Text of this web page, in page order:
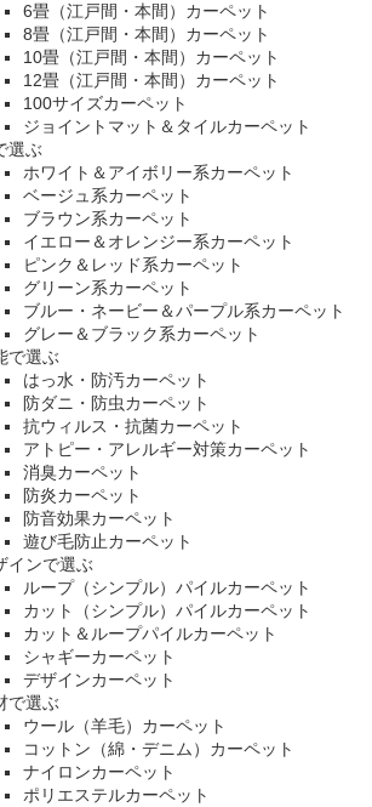
6畳（江戸間・本間）カーペット
8畳（江戸間・本間）カーペット
10畳（江戸間・本間）カーペット
12畳（江戸間・本間）カーペット
100サイズカーペット
ジョイントマット＆タイルカーペット
選ぶ
ホワイト＆アイボリー系カーペット
ベージュ系カーペット
ブラウン系カーペット
イエロー＆オレンジー系カーペット
ピンク＆レッド系カーペット
グリーン系カーペット
ブルー・ネービー＆パープル系カーペット
グレー＆ブラック系カーペット
で選ぶ
はっ水・防汚カーペット
防ダニ・防虫カーペット
抗ウィルス・抗菌カーペット
アトピー・アレルギー対策カーペット
消臭カーペット
防炎カーペット
防音効果カーペット
遊び毛防止カーペット
インで選ぶ
ループ（シンプル）パイルカーペット
カット（シンプル）パイルカーペット
カット＆ループパイルカーペット
シャギーカーペット
デザインカーペット
で選ぶ
ウール（羊毛）カーペット
コットン（綿・デニム）カーペット
ナイロンカーペット
ポリエステルカーペット